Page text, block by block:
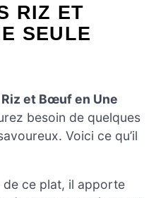
RIZ ET
SEULE
Riz et Bœuf en Une
besoin de quelques
Voici ce qu’il
de ce plat, il apporte